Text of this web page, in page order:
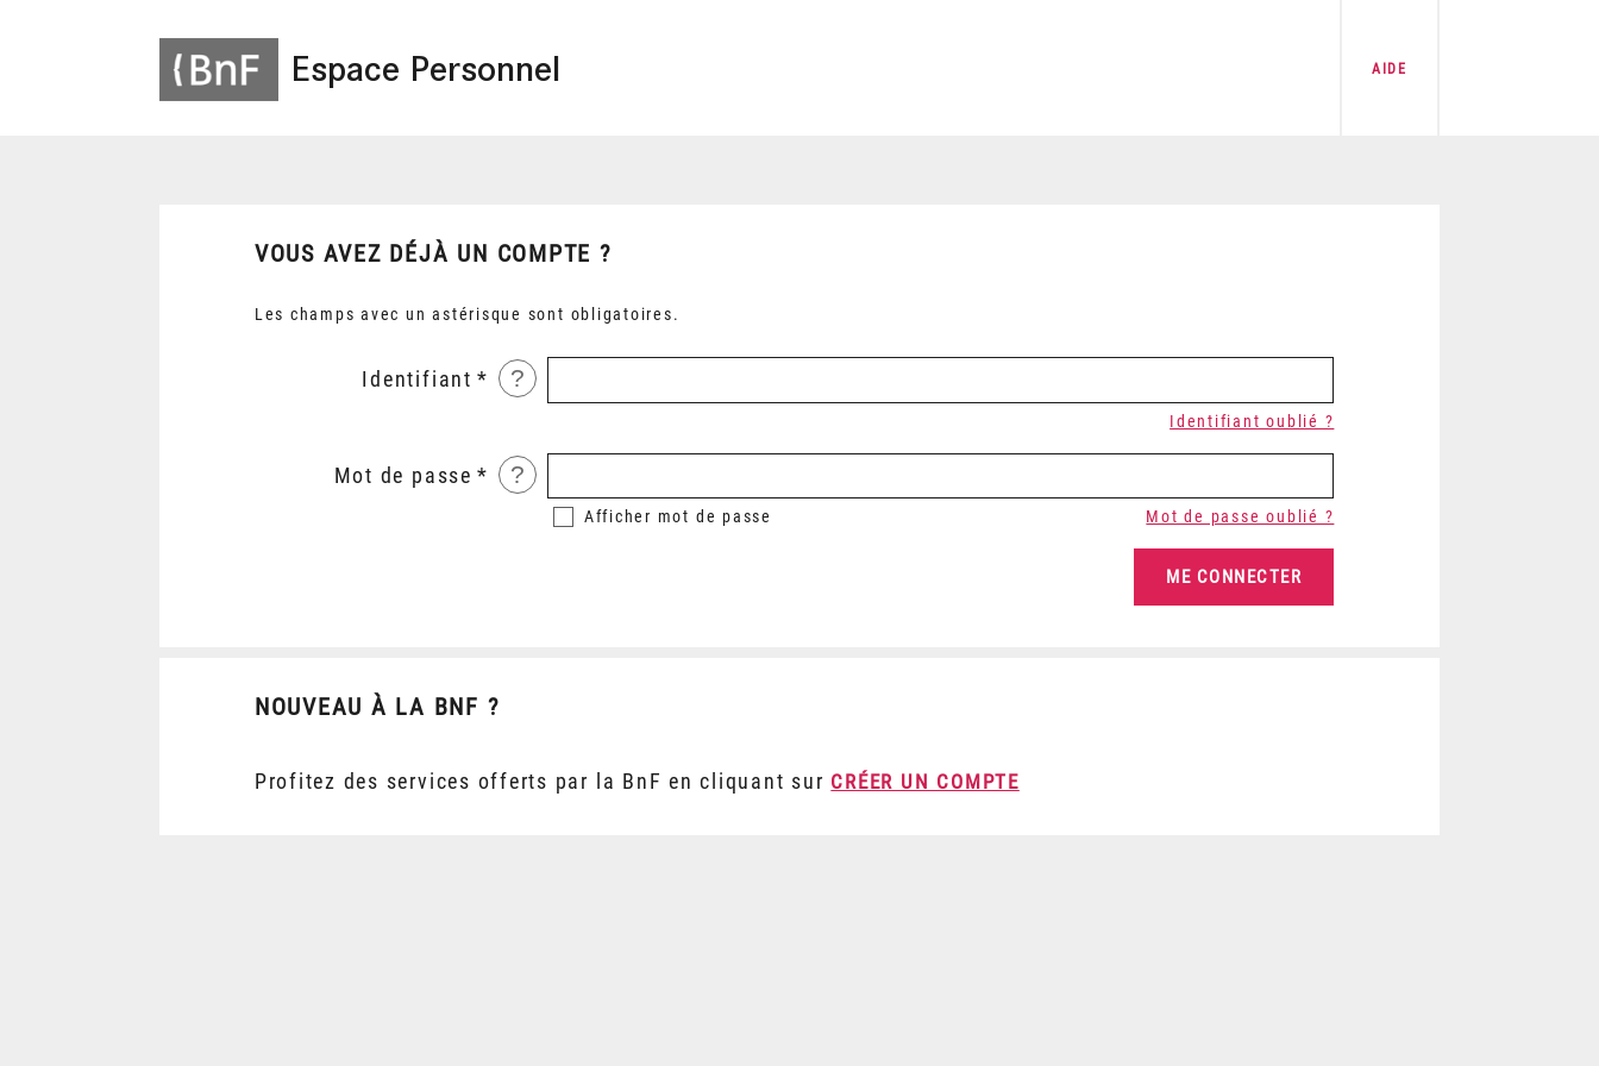
Espace Personnel AIDE
VOUS AVEZ DÉJÀ UN COMPTE ?
Les champs avec un astérisque sont obligatoires.
Identifiant ?
Identifiant oublié ?
Mot de passe ?
Afficher mot de passe Mot de passe oublié ?
NOUVEAU À LA BNF ?
Profitez des services offerts par la BnF en cliquant sur CRÉER UN COMPTE